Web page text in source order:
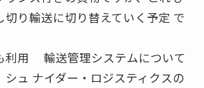
り輸送に切り替えていく予定 で
利用 輸送管理システムについて
シュ ナイダー・ロジスティクスの